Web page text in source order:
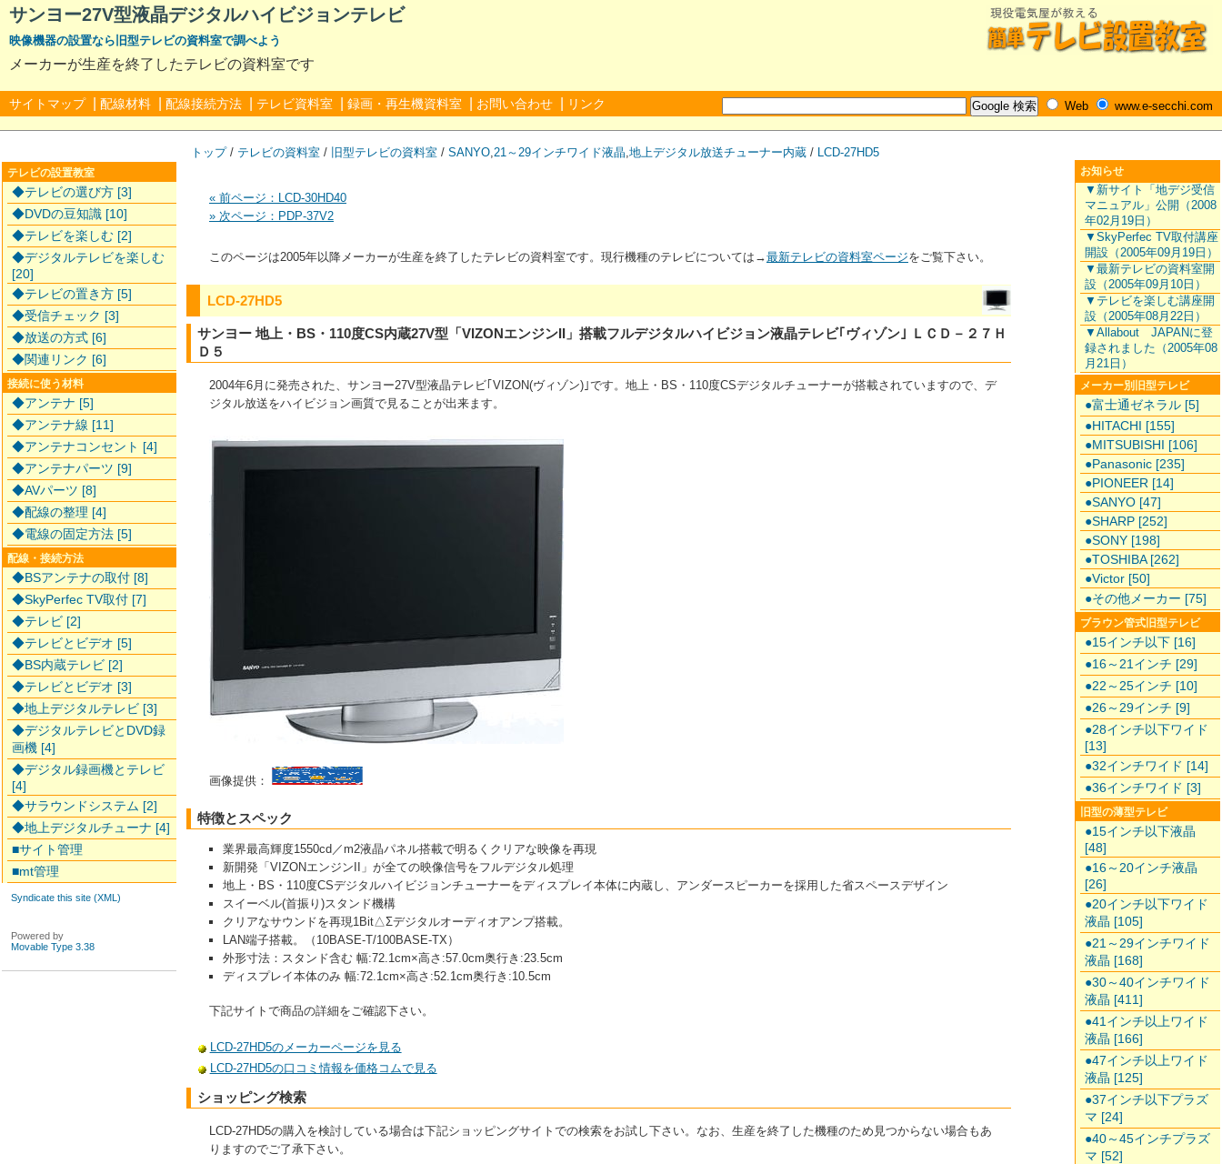
サンヨー27V型液晶デジタルハイビジョンテレビ
映像機器の設置なら旧型テレビの資料室で調べよう
メーカーが生産を終了したテレビの資料室です
Web www.e-secchi.com
サイトマップ 配線材料 配線接続方法 テレビ資料室 録画・再生機資料室 お問い合わせ リンク
トップ/ テレビの資料室 / 旧型テレビの資料室 / SANYO,21～29インチワイド液晶,地上デジタル放送チューナー内蔵 / LCD-27HD5
« 前ページ：LCD-30HD40
» 次ページ：PDP-37V2
このページは2005年以降メーカーが生産を終了したテレビの資料室です。現行機種のテレビについては→最新テレビの資料室ページをご覧下さい。
LCD-27HD5
サンヨー 地上・BS・110度CS内蔵27V型「VIZONエンジンII」搭載フルデジタルハイビジョン液晶テレビ｢ヴィゾン｣ ＬＣＤ－２７Ｈ
Ｄ５
2004年6月に発売された、サンヨー27V型液晶テレビ｢VIZON(ヴィゾン)｣です。地上・BS・110度CSデジタルチューナーが搭載されていますので、デ
ジタル放送をハイビジョン画質で見ることが出来ます。
画像提供：
特徴とスペック
業界最高輝度1550cd／m2液晶パネル搭載で明るくクリアな映像を再現
新開発「VIZONエンジンII」が全ての映像信号をフルデジタル処理
地上・BS・110度CSデジタルハイビジョンチューナーをディスプレイ本体に内蔵し、アンダースピーカーを採用した省スペースデザイン
スイーベル(首振り)スタンド機構
クリアなサウンドを再現1Bit△Σデジタルオーディオアンプ搭載。
LAN端子搭載。（10BASE-T/100BASE-TX）
外形寸法：スタンド含む 幅:72.1cm×高さ:57.0cm奥行き:23.5cm
ディスプレイ本体のみ 幅:72.1cm×高さ:52.1cm奥行き:10.5cm
下記サイトで商品の詳細をご確認下さい。
LCD-27HD5のメーカーページを見る
LCD-27HD5の口コミ情報を価格コムで見る
ショッピング検索
LCD-27HD5の購入を検討している場合は下記ショッピングサイトでの検索をお試し下さい。なお、生産を終了した機種のため見つからない場合もあ
りますのでご了承下さい。
テレビの設置教室
◆テレビの選び方 [3]
◆DVDの豆知識 [10]
◆テレビを楽しむ [2]
◆デジタルテレビを楽しむ
[20]
◆テレビの置き方 [5]
◆受信チェック [3]
◆放送の方式 [6]
◆関連リンク [6]
接続に使う材料
◆アンテナ [5]
◆アンテナ線 [11]
◆アンテナコンセント [4]
◆アンテナパーツ [9]
◆AVパーツ [8]
◆配線の整理 [4]
◆電線の固定方法 [5]
配線・接続方法
◆BSアンテナの取付 [8]
◆SkyPerfec TV取付 [7]
◆テレビ [2]
◆テレビとビデオ [5]
◆BS内蔵テレビ [2]
◆テレビとビデオ [3]
◆地上デジタルテレビ [3]
◆デジタルテレビとDVD録
画機 [4]
◆デジタル録画機とテレビ
[4]
◆サラウンドシステム [2]
◆地上デジタルチューナ [4]
■サイト管理
■mt管理
Syndicate this site (XML)
Powered by
Movable Type 3.38
お知らせ
▼新サイト「地デジ受信
マニュアル」公開（2008
年02月19日）
▼SkyPerfec TV取付講座
開設（2005年09月19日）
▼最新テレビの資料室開
設（2005年09月10日）
▼テレビを楽しむ講座開
設（2005年08月22日）
▼Allabout JAPANに登
録されました（2005年08
月21日）
メーカー別旧型テレビ
●富士通ゼネラル [5]
●HITACHI [155]
●MITSUBISHI [106]
●Panasonic [235]
●PIONEER [14]
●SANYO [47]
●SHARP [252]
●SONY [198]
●TOSHIBA [262]
●Victor [50]
●その他メーカー [75]
ブラウン管式旧型テレビ
●15インチ以下 [16]
●16～21インチ [29]
●22～25インチ [10]
●26～29インチ [9]
●28インチ以下ワイド
[13]
●32インチワイド [14]
●36インチワイド [3]
旧型の薄型テレビ
●15インチ以下液晶
[48]
●16～20インチ液晶
[26]
●20インチ以下ワイド
液晶 [105]
●21～29インチワイド
液晶 [168]
●30～40インチワイド
液晶 [411]
●41インチ以上ワイド
液晶 [166]
●47インチ以上ワイド
液晶 [125]
●37インチ以下プラズ
マ [24]
●40～45インチプラズ
マ [52]